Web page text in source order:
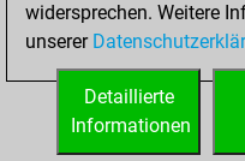
STARTSEITE
widersprechen. Weitere
unserer
Detaillierte
Informationen